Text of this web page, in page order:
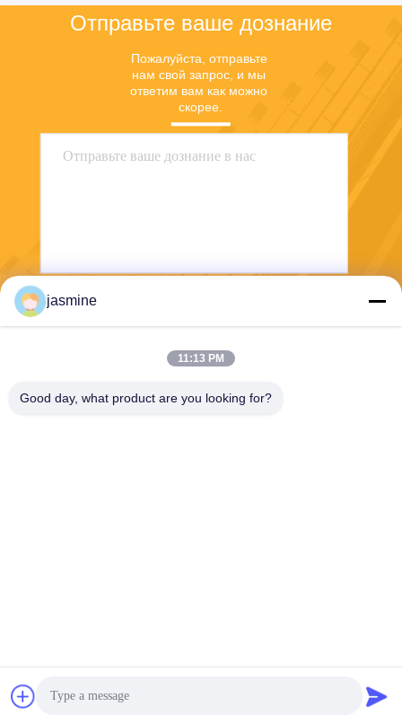
Отправьте ваше дознание
Пожалуйста, отправьте
нам свой запрос, и мы
ответим вам как можно
скорее.
jasmine
11:13 PM
Good day, what product are you looking for?